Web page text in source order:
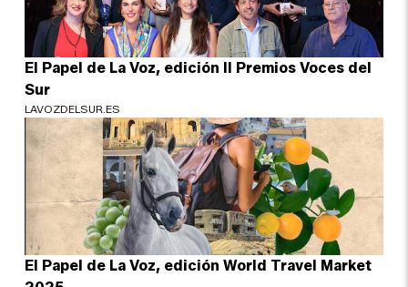
El Papel de La Voz, edición II Premios Voces del
Sur
LAVOZDELSUR.ES
El Papel de La Voz, edición World Travel Market